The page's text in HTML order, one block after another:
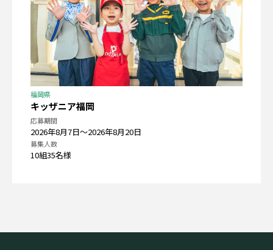
福岡県
キッザニア福岡
応募期間
2026年8月7日〜2026年8月20日
募集人数
10組35名様